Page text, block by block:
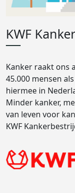
KWF
Kanker raakt ons
45.000 mensen
hiermee in
Minder kanker,
van leven voor
KWF